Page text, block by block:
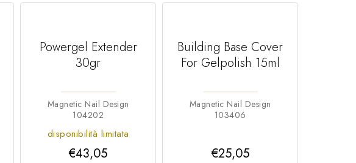
Powergel Extender
30gr
Magnetic Nail Design
104202
disponibilità limitata
€43,05
Building Base Cover
For Gelpolish 15ml
Magnetic Nail Design
103406
€25,05